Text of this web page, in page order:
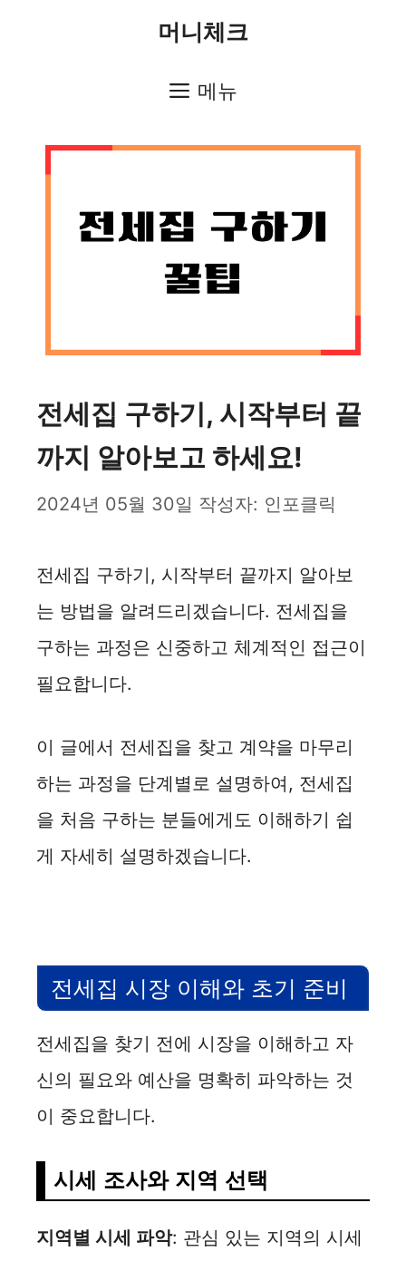
머니체크
메뉴
전세집 구하기, 시작부터 끝
까지 알아보고 하세요!
2024년 05월 30일 작성자: 인포클릭
전세집 구하기, 시작부터 끝까지 알아보
는 방법을 알려드리겠습니다. 전세집을
구하는 과정은 신중하고 체계적인 접근이
필요합니다.
이 글에서 전세집을 찾고 계약을 마무리
하는 과정을 단계별로 설명하여, 전세집
을 처음 구하는 분들에게도 이해하기 쉽
게 자세히 설명하겠습니다.
전세집 시장 이해와 초기 준비
전세집을 찾기 전에 시장을 이해하고 자
신의 필요와 예산을 명확히 파악하는 것
이 중요합니다.
시세 조사와 지역 선택
지역별 시세 파악: 관심 있는 지역의 시세